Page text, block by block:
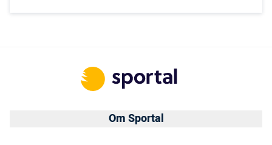
Om Sportal